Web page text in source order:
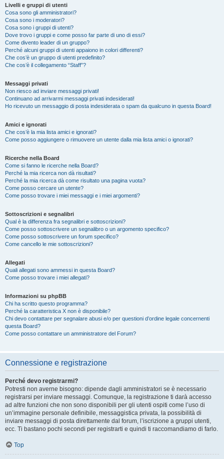
Livelli e gruppi di utenti
Cosa sono gli amministratori?
Cosa sono i moderatori?
Cosa sono i gruppi di utenti?
Dove trovo i gruppi e come posso far parte di uno di essi?
Come divento leader di un gruppo?
Perché alcuni gruppi di utenti appaiono in colori differenti?
Che cos’è un gruppo di utenti predefinito?
Che cos’è il collegamento “Staff”?
Messaggi privati
Non riesco ad inviare messaggi privati!
Continuano ad arrivarmi messaggi privati indesiderati!
Ho ricevuto un messaggio di posta indesiderata o spam da qualcuno in questa Board!
Amici e ignorati
Che cos’è la mia lista amici e ignorati?
Come posso aggiungere o rimuovere un utente dalla mia lista amici o ignorati?
Ricerche nella Board
Come si fanno le ricerche nella Board?
Perché la mia ricerca non dà risultati?
Perché la mia ricerca dà come risultato una pagina vuota?
Come posso cercare un utente?
Come posso trovare i miei messaggi e i miei argomenti?
Sottoscrizioni e segnalibri
Qual è la differenza fra segnalibri e sottoscrizioni?
Come posso sottoscrivere un segnalibro o un argomento specifico?
Come posso sottoscrivere un forum specifico?
Come cancello le mie sottoscrizioni?
Allegati
Quali allegati sono ammessi in questa Board?
Come posso trovare i miei allegati?
Informazioni su phpBB
Chi ha scritto questo programma?
Perché la caratteristica X non è disponibile?
Chi devo contattare per segnalare abusi e/o per questioni d’ordine legale concernenti
questa Board?
Come posso contattare un amministratore del Forum?
Connessione e registrazione
Perché devo registrarmi?
Potresti non averne bisogno: dipende dagli amministratori se è necessario
registrarsi per inviare messaggi. Comunque, la registrazione ti darà accesso
ad altre funzioni che non sono disponibili per gli utenti ospiti come l’uso di
un’immagine personale definibile, messaggistica privata, la possibilità di
inviare messaggi di posta direttamente dal forum, l’iscrizione a gruppi utenti,
ecc. Ti bastano pochi secondi per registrarti e quindi ti raccomandiamo di farlo.
Top